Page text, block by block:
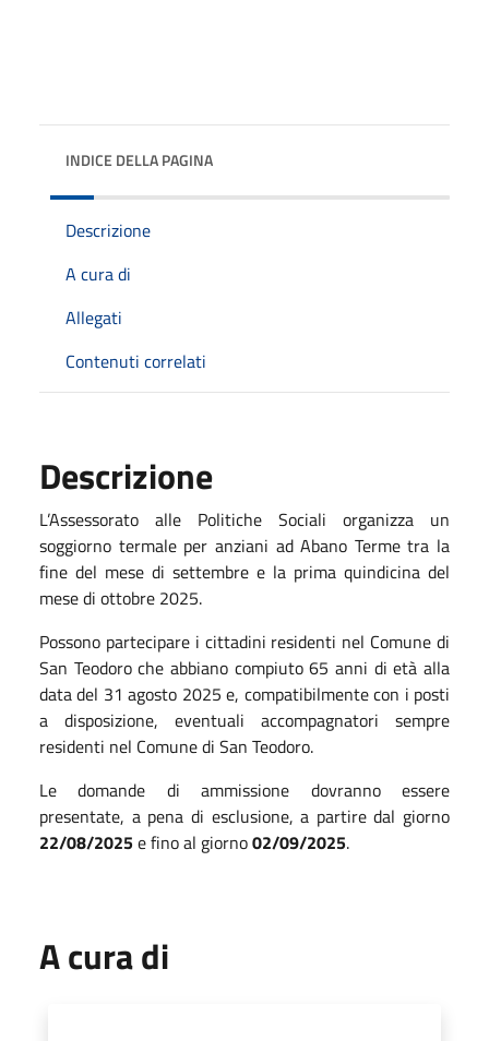
INDICE DELLA PAGINA
Descrizione
A cura di
Allegati
Contenuti correlati
Descrizione
L’Assessorato alle Politiche Sociali organizza un
soggiorno termale per anziani ad Abano Terme tra la
fine del mese di settembre e la prima quindicina del
mese di ottobre 2025.
Possono partecipare i cittadini residenti nel Comune di
San Teodoro che abbiano compiuto 65 anni di età alla
data del 31 agosto 2025 e, compatibilmente con i posti
a disposizione, eventuali accompagnatori sempre
residenti nel Comune di San Teodoro.
Le domande di ammissione dovranno essere
presentate, a pena di esclusione, a partire dal giorno
22/08/2025e fino al giorno02/09/2025.
A cura di